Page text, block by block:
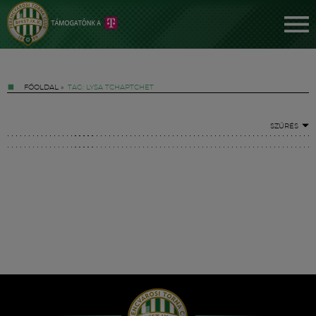
FŐOLDAL » TAG: LYSA TCHAPTCHET
SZŰRÉS
Hírek